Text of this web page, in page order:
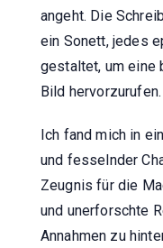
angeht. Die
ein Sonett, jedes
gestaltet, um eine
Bild hervorzurufen.
Ich fand mich in
und fesselnder
Zeugnis für die
und unerforschte
Annahmen zu